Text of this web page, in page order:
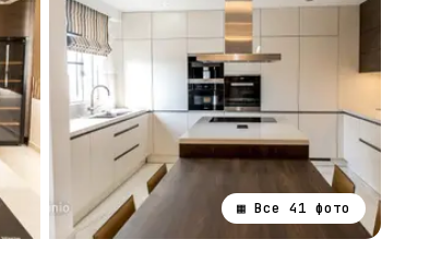
▦ Все 41 фото